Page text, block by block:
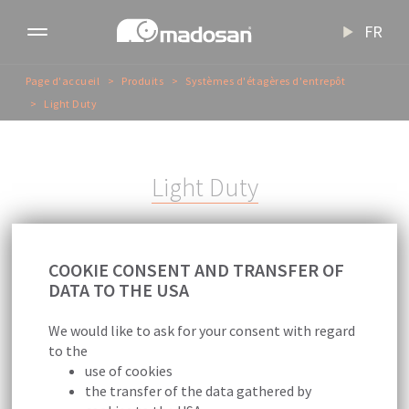
Toggle
FR
Page d'accueil Produits
Systèmes d'étagères d'entrepôt
Light Duty
Light Duty
Les étagères de la gamme légère offrent une
capacité de stockage facile pour les
produits de petit et moyen volume grâce
COOKIE CONSENT AND TRANSFER OF
DATA TO THE USA
We would like to ask for your consent with regard
to the
use of cookies
the transfer of the data gathered by